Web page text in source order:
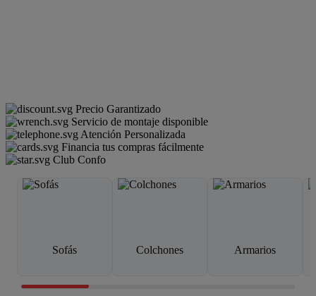
Precio Garantizado
Servicio de montaje disponible
Atención Personalizada
Financia tus compras fácilmente
Club Confo
Sofás Colchones Armarios